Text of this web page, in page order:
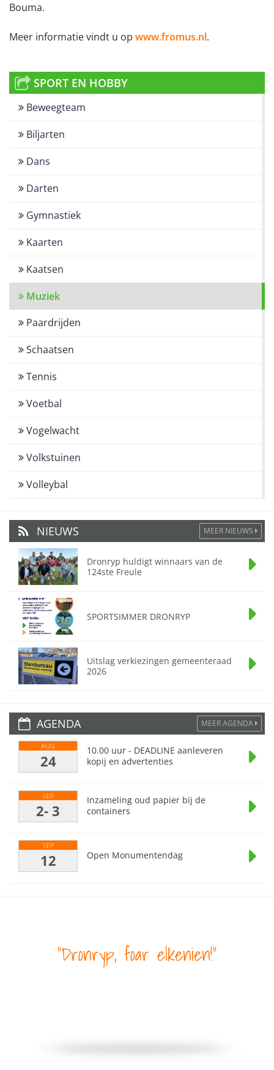
Bouma.
Meer informatie vindt u op www.fromus.nl.
SPORT EN HOBBY
Beweegteam
Biljarten
Dans
Darten
Gymnastiek
Kaarten
Kaatsen
Muziek
Paardrijden
Schaatsen
Tennis
Voetbal
Vogelwacht
Volkstuinen
Volleybal
NIEUWS MEER NIEUWS
Dronryp huldigt winnaars van de
124ste Freule
SPORTSIMMER DRONRYP
Uitslag verkiezingen gemeenteraad
2026
AGENDA MEER AGENDA
AUG
24
10.00 uur - DEADLINE aanleveren
kopij en advertenties
SEP
2- 3
Inzameling oud papier bij de
containers
SEP
12 Open Monumentendag
Dronryp, foar elkenien!